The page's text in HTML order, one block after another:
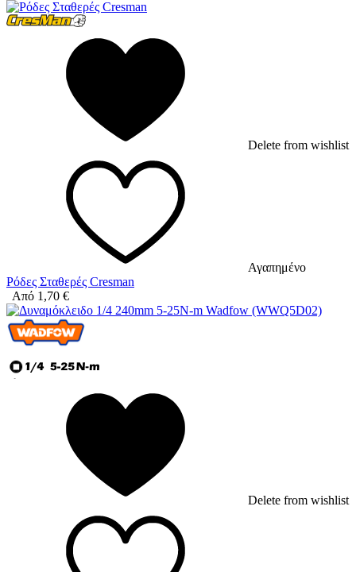
Delete from wishlist
Αγαπημένο
Ρόδες Σταθερές Cresman
Από 1,70 €
Delete from wishlist